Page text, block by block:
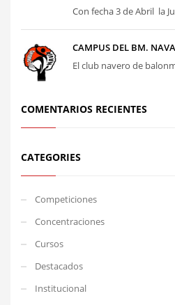
Con fecha 3 de Abril la
CAMPUS DEL BM. NAVA
El club navero de
COMENTARIOS RECIENTES
CATEGORIES
Competiciones
Concentraciones
Cursos
Destacados
Institucional